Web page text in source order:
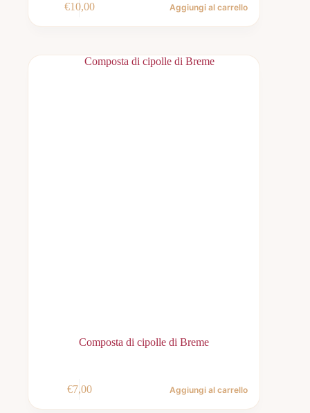
€10,00 Aggiungi al carrello
Composta di cipolle di Breme
€7,00 Aggiungi al carrello